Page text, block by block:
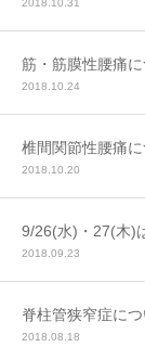
2018.10.31
筋・筋膜性腰痛に
2018.10.24
椎間関節性腰痛に
2018.10.20
9/26(水)・27(木)
2018.09.23
脊柱管狭窄症につ
2018.08.18